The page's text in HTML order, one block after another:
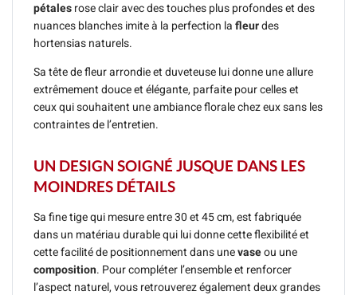
pétales rose clair avec des touches plus profondes et des
nuances blanches imite à la perfection la fleurdes
hortensias naturels.
Sa tête de fleur arrondie et duveteuse lui donne une allure
extrêmement douce et élégante, parfaite pour celles et
ceux qui souhaitent une ambiance florale chez eux sans les
contraintes de l’entretien.
UN DESIGN SOIGNÉ JUSQUE DANS LES
MOINDRES DÉTAILS
Sa fine tige qui mesure entre 30 et 45 cm, est fabriquée
dans un matériau durable qui lui donne cette flexibilité et
cette facilité de positionnement dans unevaseou une
composition. Pour compléter l’ensemble et renforcer
l’aspect naturel, vous retrouverez également deux grandes